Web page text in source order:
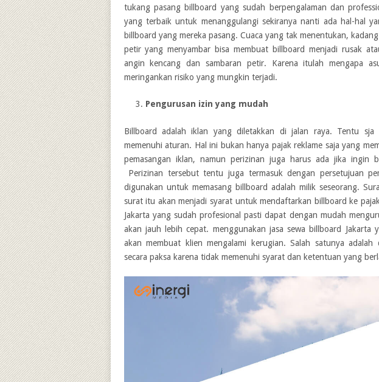
tukang pasang billboard yang sudah berpengalaman dan
yang terbaik untuk menanggulangi sekiranya nanti ada hal-hal
billboard yang mereka pasang. Cuaca yang tak menentukan,
petir yang menyambar bisa membuat billboard menjadi rusak
angin kencang dan sambaran petir. Karena itulah mengapa
meringankan risiko yang mungkin terjadi.
Pengurusan izin yang mudah
Billboard adalah iklan yang diletakkan di jalan raya. Tentu sja
memenuhi aturan. Hal ini bukan hanya pajak reklame saja yang
pemasangan iklan, namun perizinan juga harus ada jika ingin
Perizinan tersebut tentu juga termasuk dengan persetujuan
digunakan untuk memasang billboard adalah milik seseorang.
surat itu akan menjadi syarat untuk mendaftarkan billboard ke
Jakarta yang sudah profesional pasti dapat dengan mudah
akan jauh lebih cepat. menggunakan jasa sewa billboard Jakarta
akan membuat klien mengalami kerugian. Salah satunya
secara paksa karena tidak memenuhi syarat dan ketentuan yang